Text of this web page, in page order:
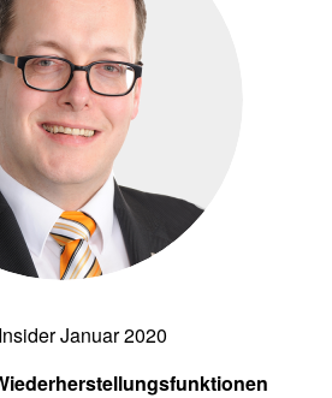
Januar 2020